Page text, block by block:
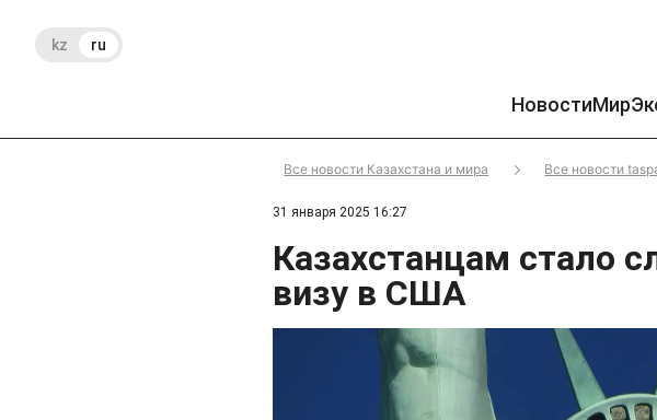
kz ru
НовостиМир
Все новости Казахстана и мира Все новости
31 января 2025 16:27
Казахстанцам стало
визу в США